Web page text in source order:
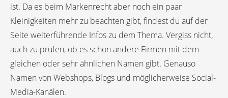
ist. Da es beim Markenrecht aber noch ein paar
Kleinigkeiten mehr zu beachten gibt, findest du auf der
Seite weiterführende Infos zu dem Thema. Vergiss nicht,
auch zu prüfen, ob es schon andere Firmen mit dem
gleichen oder sehr ähnlichen Namen gibt. Genauso
Namen von Webshops, Blogs und möglicherweise Social-
Media-Kanälen.